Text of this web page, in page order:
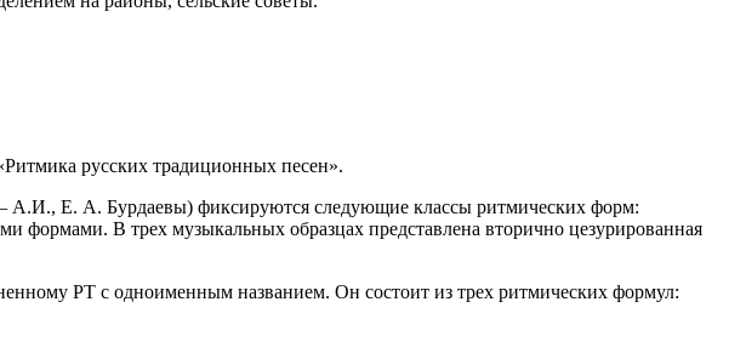
русских традиционных песен».
А.И., Е. А. Бурдаевы) фиксируются следующие классы ритмических форм:
В трех музыкальных образцах представлена вторично цезурированная
РТ с одноименным названием. Он состоит из трех ритмических формул: